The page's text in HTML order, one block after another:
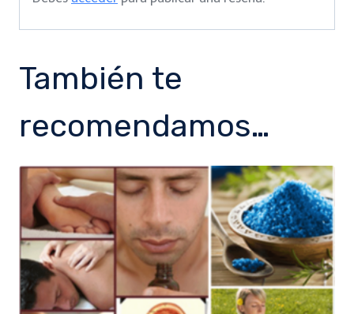
También te
recomendamos…